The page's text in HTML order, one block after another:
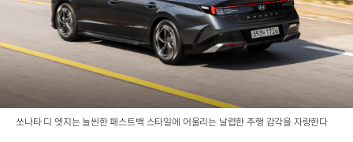
쏘나타 디 엣지는 늘씬한 패스트백 스타일에 어울리는 날렵한 주행 감각을 자랑한다